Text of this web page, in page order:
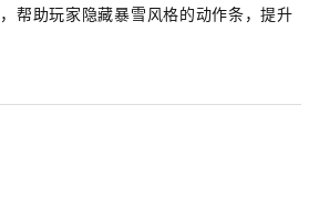
帮助玩家隐藏暴雪风格的动作条，提升